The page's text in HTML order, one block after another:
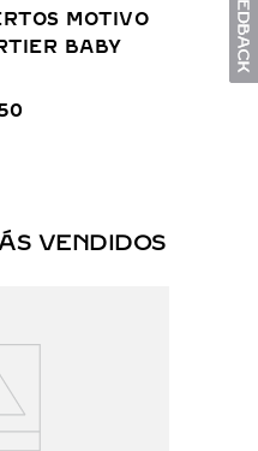
MOTIVO
BABY
VENDIDOS